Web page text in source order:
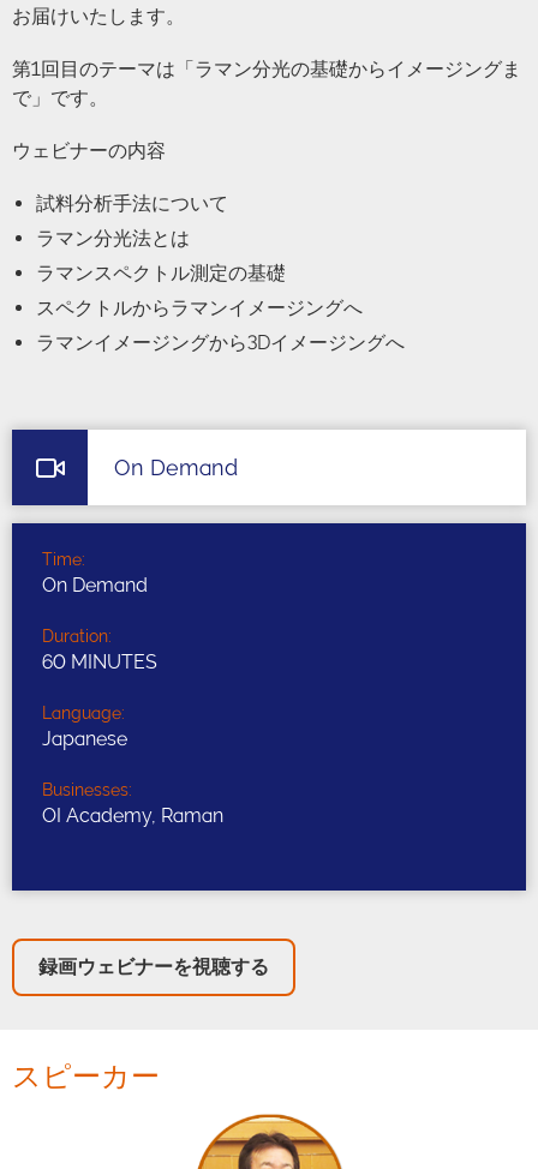
お届けいたします。
第1回目のテーマは「ラマン分光の基礎からイメージングま
で」です。
ウェビナーの内容
試料分析手法について
ラマン分光法とは
ラマンスペクトル測定の基礎
スペクトルからラマンイメージングへ
ラマンイメージングから3Dイメージングへ
On Demand
Time:
On Demand
Duration:
60 MINUTES
Language:
Japanese
Businesses:
OI Academy, Raman
録画ウェビナーを視聴する
スピーカー